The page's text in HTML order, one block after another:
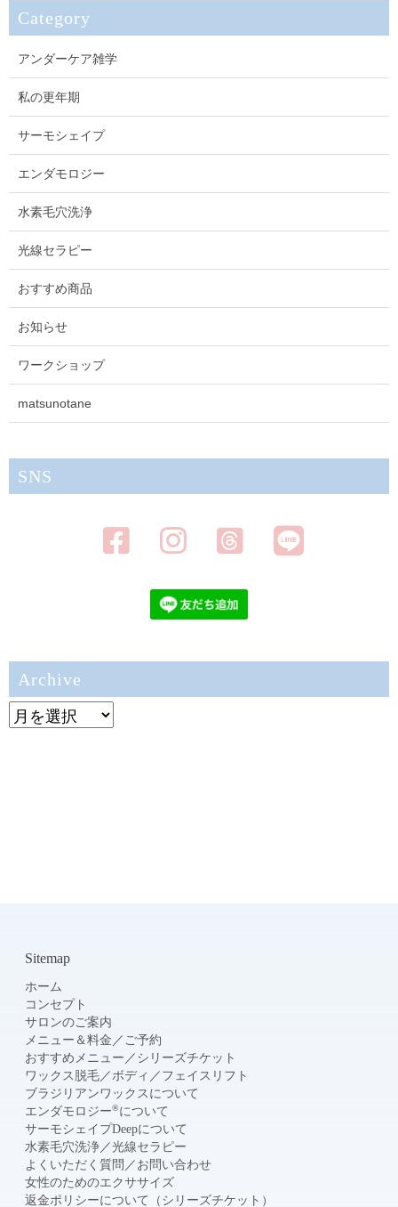
Category
アンダーケア雑学
私の更年期
サーモシェイプ
エンダモロジー
水素毛穴洗浄
光線セラピー
おすすめ商品
お知らせ
ワークショップ
matsunotane
SNS
Archive
Archive
Sitemap
ホーム
コンセプト
サロンのご案内
メニュー＆料金 ／ ご予約
おすすめメニュー ／ シリーズチケット
ワックス脱毛 ／ ボディ ／ フェイスリフト
ブラジリアンワックスについて
エンダモロジー®について
サーモシェイプDeepについて
水素毛穴洗浄 ／光線セラピー
よくいただく質問 ／ お問い合わせ
女性のためのエクササイズ
返金ポリシーについて（シリーズチケット）